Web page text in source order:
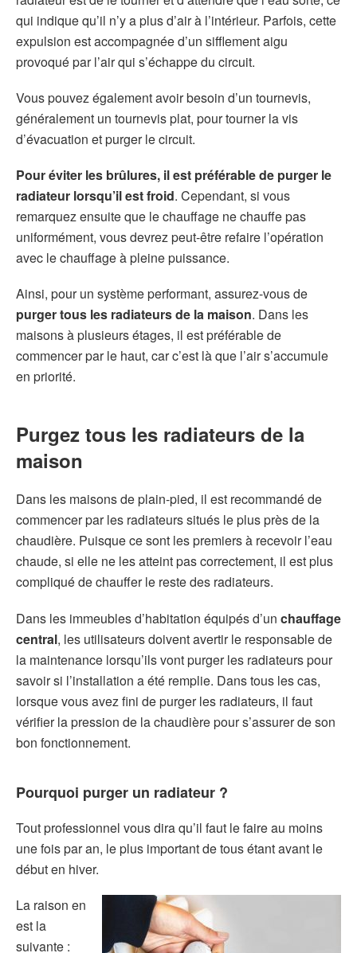
qui indique qu’il n’y a plus d’air à l’intérieur. Parfois, cette
expulsion est accompagnée d’un sifflement aigu
provoqué par l’air qui s’échappe du circuit.
Vous pouvez également avoir besoin d’un tournevis,
généralement un tournevis plat, pour tourner la vis
d’évacuation et purger le circuit.
Pour éviter les brûlures, il est préférable de purger le
radiateur lorsqu’il est froid. Cependant, si vous
remarquez ensuite que le chauffage ne chauffe pas
uniformément, vous devrez peut-être refaire l’opération
avec le chauffage à pleine puissance.
Ainsi, pour un système performant, assurez-vous de
purger tous les radiateurs de la maison. Dans les
maisons à plusieurs étages, il est préférable de
commencer par le haut, car c’est là que l’air s’accumule
en priorité.
Purgez tous les radiateurs de la
maison
Dans les maisons de plain-pied, il est recommandé de
commencer par les radiateurs situés le plus près de la
chaudière. Puisque ce sont les premiers à recevoir l’eau
chaude, si elle ne les atteint pas correctement, il est plus
compliqué de chauffer le reste des radiateurs.
Dans les immeubles d’habitation équipés d’un chauffage
central, les utilisateurs doivent avertir le responsable de
la maintenance lorsqu’ils vont purger les radiateurs pour
savoir si l’installation a été remplie. Dans tous les cas,
lorsque vous avez fini de purger les radiateurs, il faut
vérifier la pression de la chaudière pour s’assurer de son
bon fonctionnement.
Pourquoi purger un radiateur ?
Tout professionnel vous dira qu’il faut le faire au moins
une fois par an, le plus important de tous étant avant le
début en hiver.
La raison en
est la
suivante :